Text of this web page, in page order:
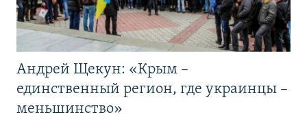
Андрей Щекун: «Крым –
единственный регион, где украинцы –
меньшинство»